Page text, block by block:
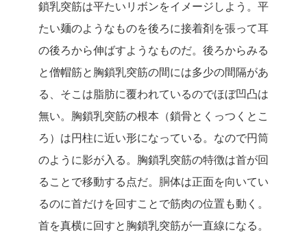
鎖乳突筋は平たいリボンをイメージしよう。平
たい麺のようなものを後ろに接着剤を張って耳
の後ろから伸ばすようなものだ。後ろからみる
と僧帽筋と胸鎖乳突筋の間には多少の間隔があ
る、そこは脂肪に覆われているのでほぼ凹凸は
無い。胸鎖乳突筋の根本（鎖骨とくっつくとこ
ろ）は円柱に近い形になっている。なので円筒
のように影が入る。胸鎖乳突筋の特徴は首が回
ることで移動する点だ。胴体は正面を向いてい
るのに首だけを回すことで筋肉の位置も動く。
首を真横に回すと胸鎖乳突筋が一直線になる。